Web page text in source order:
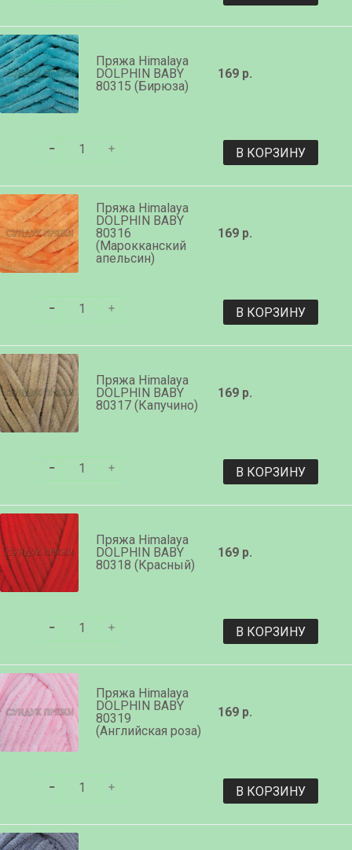
Пряжа Himalaya
DOLPHIN BABY
80315 (Бирюза)
169 р.
В КОРЗИНУ
Пряжа Himalaya
DOLPHIN BABY
80316
(Марокканский
апельсин)
169 р.
В КОРЗИНУ
Пряжа Himalaya
DOLPHIN BABY
80317 (Капучино)
169 р.
В КОРЗИНУ
Пряжа Himalaya
DOLPHIN BABY
80318 (Красный)
169 р.
В КОРЗИНУ
Пряжа Himalaya
DOLPHIN BABY
80319
(Английская роза)
169 р.
В КОРЗИНУ